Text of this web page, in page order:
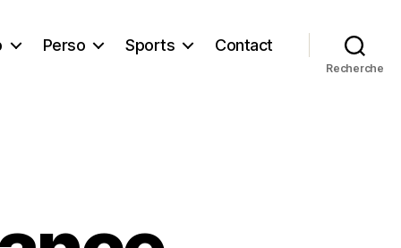
Perso Sports Contact
Recherche